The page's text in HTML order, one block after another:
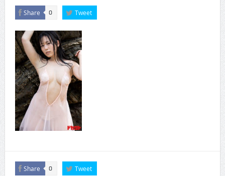
Share 0 Tweet
Share 0 Tweet